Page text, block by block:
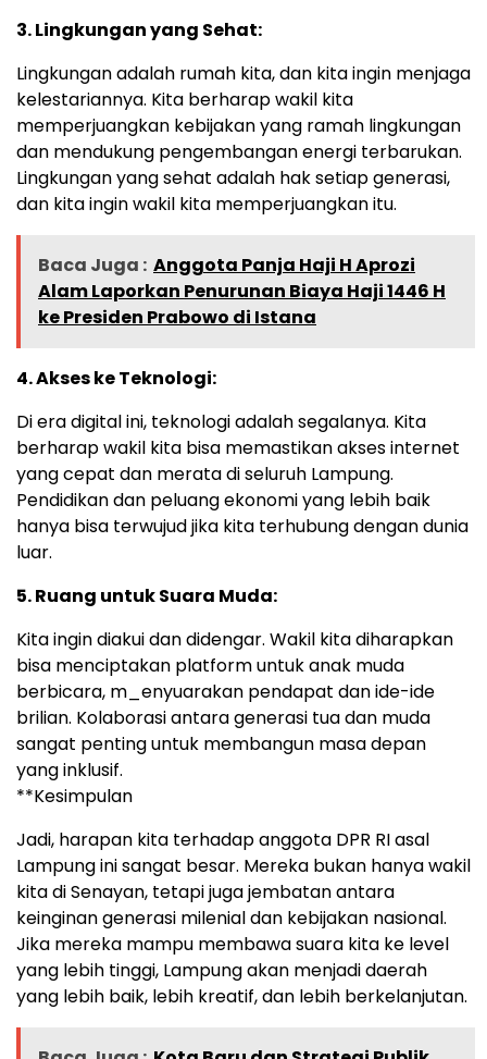
3. Lingkungan yang Sehat:
Lingkungan adalah rumah kita, dan kita ingin menjaga
kelestariannya. Kita berharap wakil kita
memperjuangkan kebijakan yang ramah lingkungan
dan mendukung pengembangan energi terbarukan.
Lingkungan yang sehat adalah hak setiap generasi,
dan kita ingin wakil kita memperjuangkan itu.
Baca Juga : Anggota Panja Haji H Aprozi
Alam Laporkan Penurunan Biaya Haji 1446 H
ke Presiden Prabowo di Istana
4. Akses ke Teknologi:
Di era digital ini, teknologi adalah segalanya. Kita
berharap wakil kita bisa memastikan akses internet
yang cepat dan merata di seluruh Lampung.
Pendidikan dan peluang ekonomi yang lebih baik
hanya bisa terwujud jika kita terhubung dengan dunia
luar.
5. Ruang untuk Suara Muda:
Kita ingin diakui dan didengar. Wakil kita diharapkan
bisa menciptakan platform untuk anak muda
berbicara, m_enyuarakan pendapat dan ide-ide
brilian. Kolaborasi antara generasi tua dan muda
sangat penting untuk membangun masa depan
yang inklusif.
**Kesimpulan
Jadi, harapan kita terhadap anggota DPR RI asal
Lampung ini sangat besar. Mereka bukan hanya wakil
kita di Senayan, tetapi juga jembatan antara
keinginan generasi milenial dan kebijakan nasional.
Jika mereka mampu membawa suara kita ke level
yang lebih tinggi, Lampung akan menjadi daerah
yang lebih baik, lebih kreatif, dan lebih berkelanjutan.